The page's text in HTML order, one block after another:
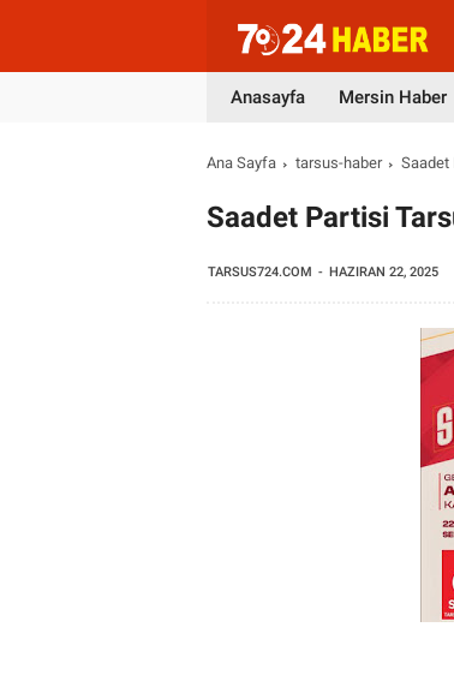
Anasayfa Mersin Haber
Ana Sayfa tarsus-haber Saadet
Saadet Partisi
TARSUS724.COM HAZIRAN 22, 2025